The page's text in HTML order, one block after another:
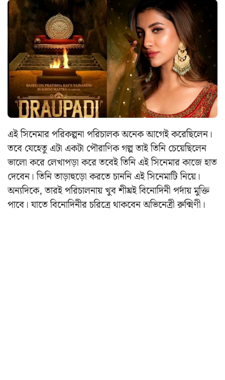
এই সিনেমার পরিকল্পনা পরিচালক অনেক আগেই করেছিলেন।
তবে যেহেতু এটা একটা পৌরাণিক গল্প তাই তিনি চেয়েছিলেন
ভালো করে লেখাপড়া করে তবেই তিনি এই সিনেমার কাজে হাত
দেবেন। তিনি তাড়াহুড়ো করতে চাননি এই সিনেমাটি নিয়ে।
অন্যদিকে, তারই পরিচালনায় খুব শীঘ্রই বিনোদিনী পর্দায় মুক্তি
পাবে। যাতে বিনোদিনীর চরিত্রে থাকবেন অভিনেত্রী রুক্মিণী।